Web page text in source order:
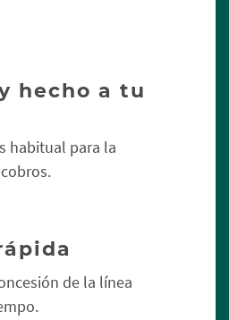
hecho a tu
habitual para la
de la línea